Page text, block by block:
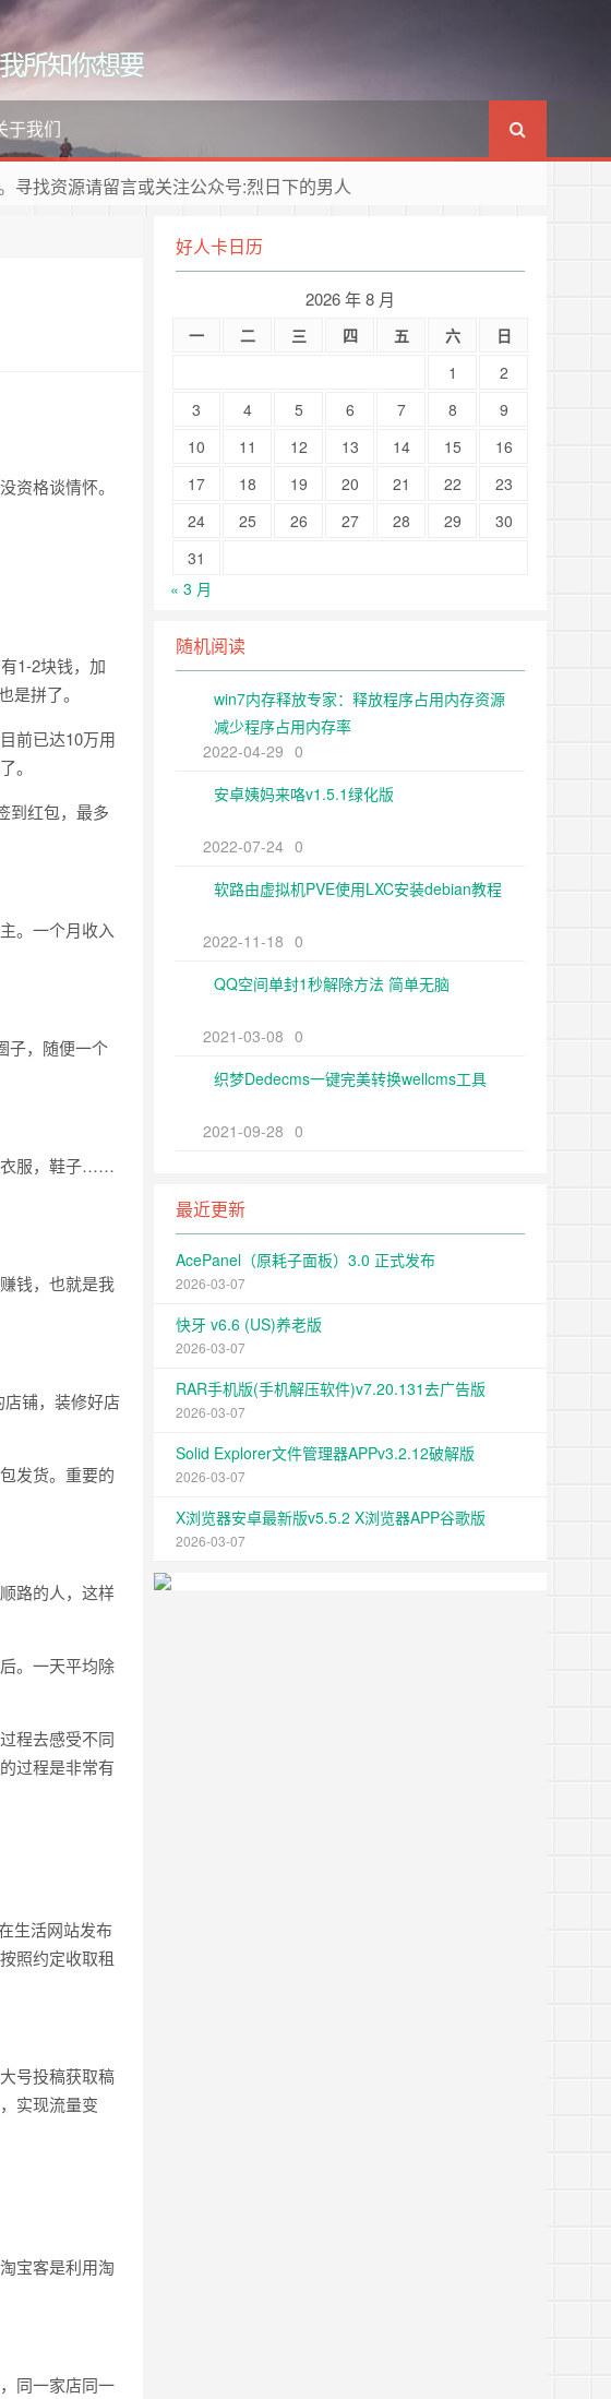
所知你想要
于我们
寻找资源请留言或关注公众号:烈日下的男人
资格谈情怀。
1-2块钱，加
拼了。
前已达10万用
。
到红包，最多
。一个月收入
子，随便一个
衣服，鞋子……
钱，也就是我
铺，装修好店
发货。重要的
路的人，这样
。一天平均除
程去感受不同
过程是非常有
生活网站发布
照约定收取租
号投稿获取稿
实现流量变
宝客是利用淘
同一家店同一
好人卡日历
2026 年 8 月
一 二 三 四 五 六
日
1
2
3
4 5 6 7 8
9
10
11 12 13 14 15
16
17
18 19 20 21 22
23
24
25 26 27 28 29
30
31
« 3 月
随机阅读
win7内存释放专家：释放程序占用内存资源
减少程序占用内存率
2022-04-29 0
安卓姨妈来咯v1.5.1绿化版
2022-07-24 0
软路由虚拟机PVE使用LXC安装debian教程
2022-11-18 0
QQ空间单封1秒解除方法 简单无脑
2021-03-08 0
织梦Dedecms一键完美转换wellcms工具
2021-09-28 0
最近更新
AcePanel（原耗子面板）3.0 正式发布
2026-03-07
快牙 v6.6 (US)养老版
2026-03-07
RAR手机版(手机解压软件)v7.20.131去广告版
2026-03-07
Solid Explorer文件管理器APPv3.2.12破解版
2026-03-07
X浏览器安卓最新版v5.5.2 X浏览器APP谷歌版
2026-03-07